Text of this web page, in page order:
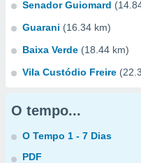
Senador Guiomard
Guarani (16.34 km)
Baixa Verde (18.44 km)
Vila Custódio Freire
O tempo...
O Tempo 1 - 7 Dias
PDF